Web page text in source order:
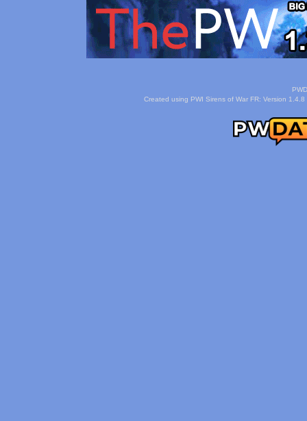
Created using PWI Sirens of War FR: Version